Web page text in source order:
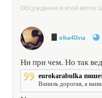
Обсуждение в этой ветке
elka40ina
Ни при чем. Но так
eurokarabulka
Ваниль дорогая, а